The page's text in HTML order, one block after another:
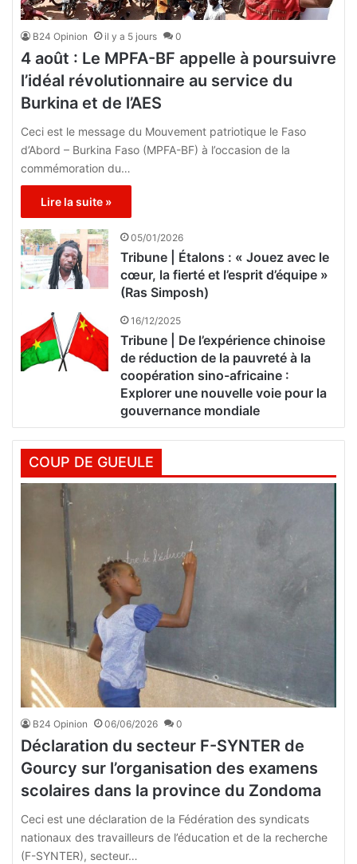
B24 Opinion il y a 5 jours 0
4 août : Le MPFA-BF appelle à poursuivre
l’idéal révolutionnaire au service du
Burkina et de l’AES
Ceci est le message du Mouvement patriotique le Faso
d’Abord – Burkina Faso (MPFA-BF) à l’occasion de la
commémoration du…
Lire la suite »
05/01/2026
Tribune | Étalons : « Jouez avec le
cœur, la fierté et l’esprit d’équipe »
(Ras Simposh)
16/12/2025
Tribune | De l’expérience chinoise
de réduction de la pauvreté à la
coopération sino-africaine :
Explorer une nouvelle voie pour la
gouvernance mondiale
COUP DE GUEULE
B24 Opinion 06/06/2026 0
Déclaration du secteur F-SYNTER de
Gourcy sur l’organisation des examens
scolaires dans la province du Zondoma
Ceci est une déclaration de la Fédération des syndicats
nationaux des travailleurs de l’éducation et de la recherche
(F-SYNTER), secteur…